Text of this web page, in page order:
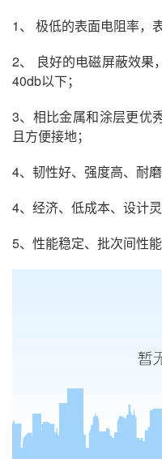
1、 极低的表面电阻率，
2、 良好的电磁屏蔽效果
40db以下；
3、相比金属和涂层更优
且方便接地；
4、韧性好、强度高、耐磨
4、经济、低成本、设计灵
5、性能稳定、批次间性